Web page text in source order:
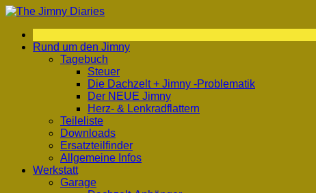
Zum
springen
Rund um den Jimny
Tagebuch
Steuer
Die Dachzelt + Jimny -Problematik
Der NEUE Jimny
Herz- & Lenkradflattern
Teileliste
Downloads
Ersatzteilfinder
Allgemeine Infos
Werkstatt
Garage